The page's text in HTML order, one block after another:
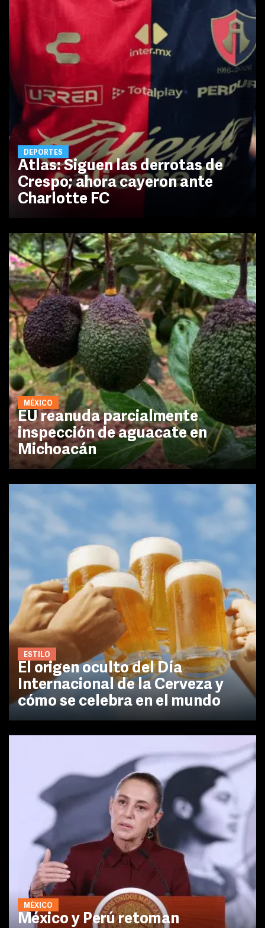
DEPORTES
Atlas: Siguen las derrotas de
Crespo; ahora cayeron ante
Charlotte FC
MÉXICO
EU reanuda parcialmente
inspección de aguacate en
Michoacán
ESTILO
El origen oculto del Día
Internacional de la Cerveza y
cómo se celebra en el mundo
MÉXICO
México y Perú retoman